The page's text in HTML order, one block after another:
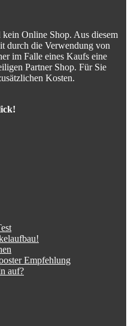
Online Shop. Aus diesem
durch die Verwendung von
im Falle eines Kaufs eine
Partner Shop. Für Sie
Kosten.
Empfehlung
auf?